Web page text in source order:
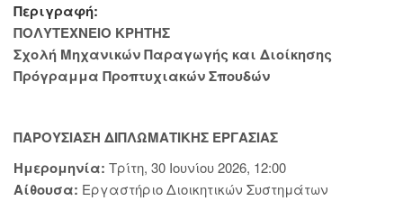
Περιγραφή:
ΠΟΛΥΤΕΧΝΕΙΟ ΚΡΗΤΗΣ
Σχολή Μηχανικών Παραγωγής και Διοίκησης
Πρόγραμμα Προπτυχιακών Σπουδών
ΠΑΡΟΥΣΙΑΣΗ ΔΙΠΛΩΜΑΤΙΚΗΣ ΕΡΓΑΣΙΑΣ
Ημερομηνία: Τρίτη, 30 Ιουνίου 2026, 12:00
Αίθουσα: Εργαστήριο Διοικητικών Συστημάτων